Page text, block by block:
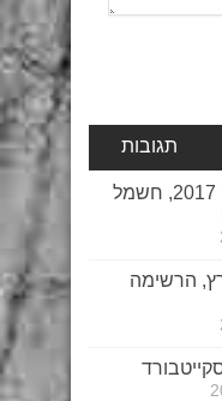
תגובות
סקייטבורד חשמלי 2017, חשמל
הרשימה